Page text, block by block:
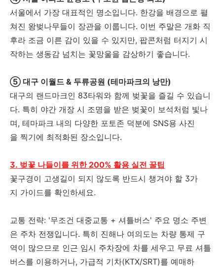
서울에서 가장 대표적인 명소입니다. 한강을 배경으로 펼
쳐진 왕벚나무들이 장관을 이룹니다. 이번 주말은 개화 직
후라 조금 이른 감이 있을 수 있지만, 팝콘처럼 터지기 시
작하는 생동감 넘치는 꽃망울을 감상하기 좋습니다.
⑤ 대구 이월드 & 두류공원 (테마파크의 낭만)
대구의 랜드마크인 83타워와 함께 벚꽃을 즐길 수 있습니
다. 특히 야간 개장 시 조명을 받은 벚꽃이 보석처럼 빛나
며, 테마파크 내의 다양한 포토존 덕분에 SNS용 사진
을 찍기에 최적화된 장소입니다.
3. 벚꽃 나들이를 위한 200% 활용 실전 꿀팁
꽃구경이 고생길이 되지 않도록 반드시 챙겨야 할 3가
지 가이드를 확인하세요.
교통 전략: '무조건 대중교통 + 셔틀버스' 주요 명소 주변
은 주차 전쟁입니다. 특히 진해나 여의도는 차량 통제 구
역이 많으므로 인근 임시 주차장에 차를 세우고 무료 셔틀
버스를 이용하거나, 가급적 기차(KTX/SRT)를 예매하